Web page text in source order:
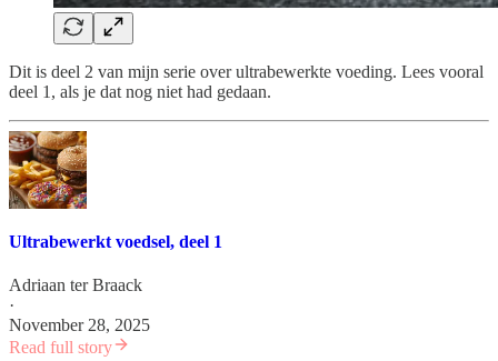
Dit is deel 2 van mijn serie over ultrabewerkte voeding. Lees vooral
deel 1, als je dat nog niet had gedaan.
Ultrabewerkt voedsel, deel 1
Adriaan ter Braack
·
November 28, 2025
Read full story